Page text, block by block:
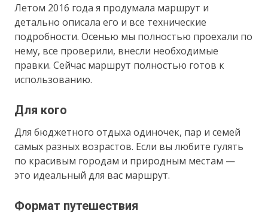
Летом 2016 года я продумала маршрут и
детально описала его и все технические
подробности. Осенью мы полностью проехали по
нему, все проверили, внесли необходимые
правки. Сейчас маршрут полностью готов к
использованию.
Для кого
Для бюджетного отдыха одиночек, пар и семей
самых разных возрастов. Если вы любите гулять
по красивым городам и природным местам —
это идеальный для вас маршрут.
Формат путешествия